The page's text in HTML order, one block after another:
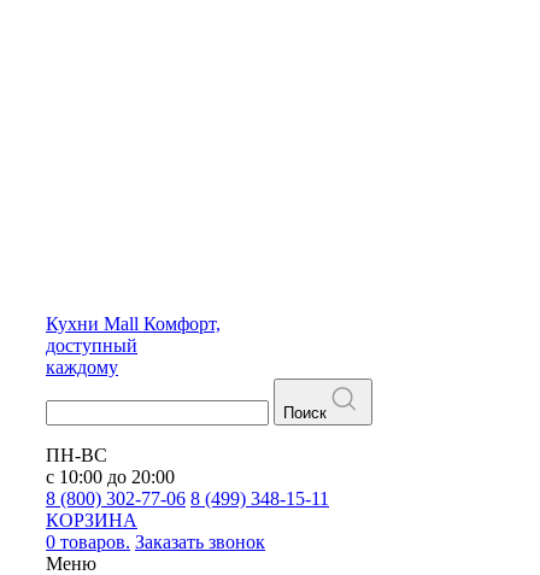
Кухни Mall Комфорт,
доступный
каждому
Поиск
ПН-ВС
с 10:00 до 20:00
8 (800) 302-77-06 8 (499) 348-15-11
КОРЗИНА
0 товаров. Заказать звонок
Меню